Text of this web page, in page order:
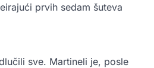
prvih sedam šuteva
sve. Martineli je, posle